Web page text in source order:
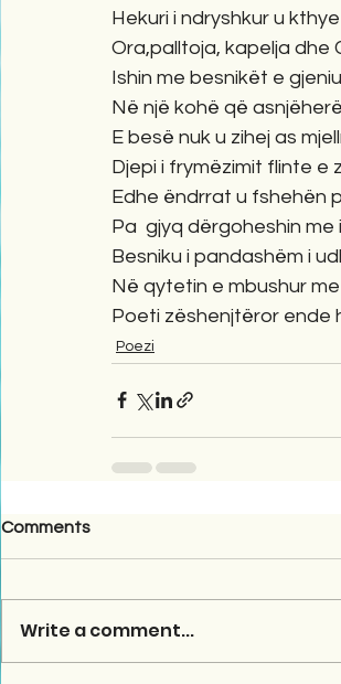
Hekuri i ndryshkur u
Ora,palltoja, kapelja dhe
Ishin me besnikët e
Në një kohë që
E besë nuk u zihej as
Djepi i frymëzimit flinte e
Edhe ëndrrat u fshehën
Pa  gjyq dërgoheshin me
Besniku i pandashëm i
Në qytetin e mbushur me
Poeti zëshenjtëror ende
Poezi
Comments
Write a comment...